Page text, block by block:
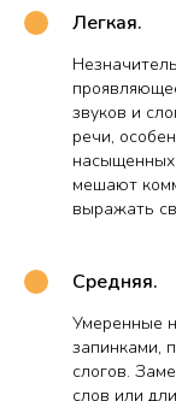
Легкая.
звуков и
речи,
насыщенных
мешают
выражать
Средняя.
Умеренные
запинками,
слогов.
слов или